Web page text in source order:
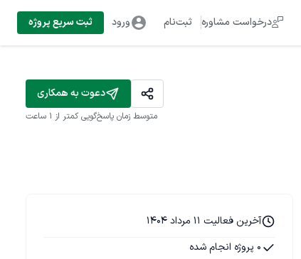
درخواست مشاوره ثبت‌نام ورود ثبت سریع پروژه
دعوت به همکاری
متوسط زمان پاسخ‌گویی کمتر از 1 ساعت
آخرین فعالیت 11 مرداد 1404
0 پروژه انجام شده